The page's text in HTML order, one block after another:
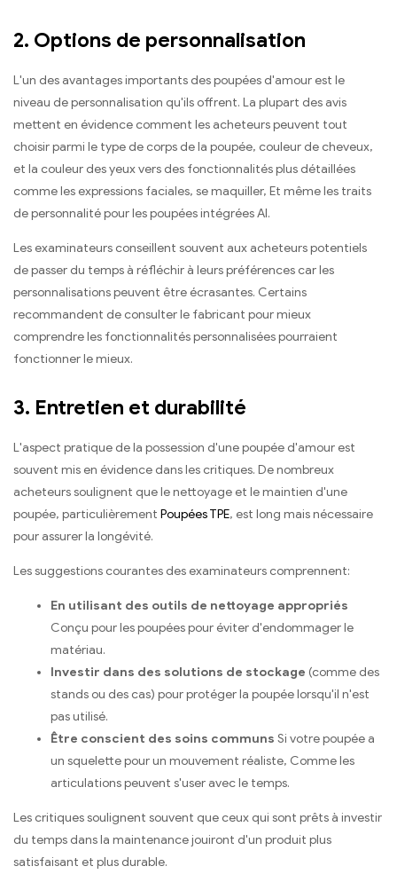
2. Options de personnalisation
L'un des avantages importants des poupées d'amour est le
niveau de personnalisation qu'ils offrent. La plupart des avis
mettent en évidence comment les acheteurs peuvent tout
choisir parmi le type de corps de la poupée, couleur de cheveux,
et la couleur des yeux vers des fonctionnalités plus détaillées
comme les expressions faciales, se maquiller, Et même les traits
de personnalité pour les poupées intégrées AI.
Les examinateurs conseillent souvent aux acheteurs potentiels
de passer du temps à réfléchir à leurs préférences car les
personnalisations peuvent être écrasantes. Certains
recommandent de consulter le fabricant pour mieux
comprendre les fonctionnalités personnalisées pourraient
fonctionner le mieux.
3. Entretien et durabilité
L'aspect pratique de la possession d'une poupée d'amour est
souvent mis en évidence dans les critiques. De nombreux
acheteurs soulignent que le nettoyage et le maintien d'une
poupée, particulièrement Poupées TPE, est long mais nécessaire
pour assurer la longévité.
Les suggestions courantes des examinateurs comprennent:
En utilisant des outils de nettoyage appropriés
Conçu pour les poupées pour éviter d'endommager le
matériau.
Investir dans des solutions de stockage (comme des
stands ou des cas) pour protéger la poupée lorsqu'il n'est
pas utilisé.
Être conscient des soins communs Si votre poupée a
un squelette pour un mouvement réaliste, Comme les
articulations peuvent s'user avec le temps.
Les critiques soulignent souvent que ceux qui sont prêts à investir
du temps dans la maintenance jouiront d'un produit plus
satisfaisant et plus durable.